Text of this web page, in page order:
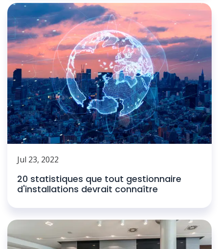
Jul 23, 2022
20 statistiques que tout gestionnaire
d'installations devrait connaître